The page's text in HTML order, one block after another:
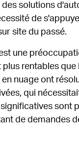
solutions
de
site du passé.
une
rentables
nuage ont
qui
sont
de demandes